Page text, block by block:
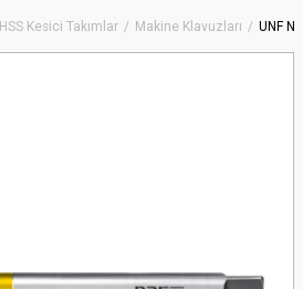
HSS Kesici Takımlar Makine Klavuzları UNF